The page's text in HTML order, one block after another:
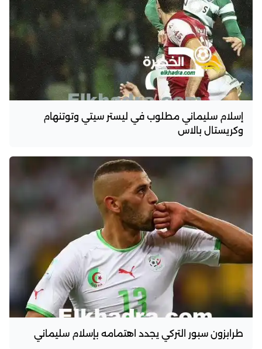
إسلام سليماني مطلوب في ليستر سيتي وتوتنهام
وكريستال بالاس
طرابزون سبور التركي يجدد اهتمامه بإسلام سليماني